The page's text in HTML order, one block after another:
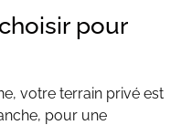
pour
votre terrain privé est
pour une